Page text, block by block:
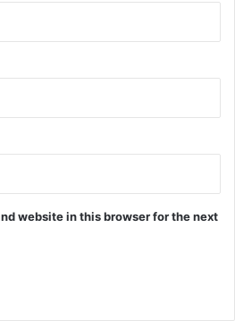
website in this browser for the next